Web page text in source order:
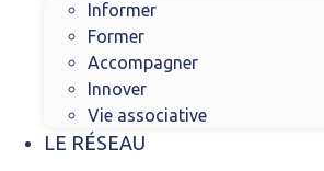
Informer
Former
Accompagner
Innover
Vie associative
LE RÉSEAU